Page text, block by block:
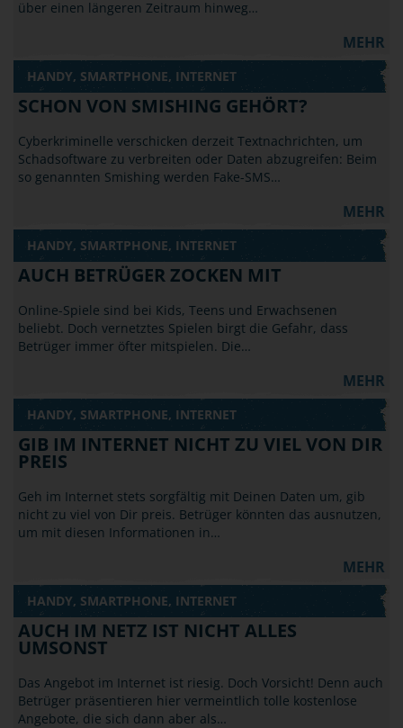
über einen längeren Zeitraum hinweg…
MEHR
HANDY, SMARTPHONE, INTERNET
SCHON VON SMISHING GEHÖRT?
Cyberkriminelle verschicken derzeit Textnachrichten, um
Schadsoftware zu verbreiten oder Daten abzugreifen: Beim
so genannten Smishing werden Fake-SMS…
MEHR
HANDY, SMARTPHONE, INTERNET
AUCH BETRÜGER ZOCKEN MIT
Online-Spiele sind bei Kids, Teens und Erwachsenen
beliebt. Doch vernetztes Spielen birgt die Gefahr, dass
Betrüger immer öfter mitspielen. Die…
MEHR
HANDY, SMARTPHONE, INTERNET
GIB IM INTERNET NICHT ZU VIEL VON DIR
PREIS
Geh im Internet stets sorgfältig mit Deinen Daten um, gib
nicht zu viel von Dir preis. Betrüger könnten das ausnutzen,
um mit diesen Informationen in…
MEHR
HANDY, SMARTPHONE, INTERNET
AUCH IM NETZ IST NICHT ALLES
UMSONST
Das Angebot im Internet ist riesig. Doch Vorsicht! Denn auch
Betrüger präsentieren hier vermeintlich tolle kostenlose
Angebote, die sich dann aber als…